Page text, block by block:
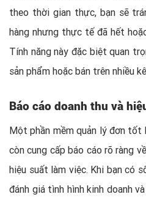
theo thời gian thực, bạn sẽ
hàng nhưng thực tế đã hết
Tính năng này đặc biệt quan
sản phẩm hoặc bán trên nhiều
Báo cáo doanh thu và
Một phần mềm quản lý đơn
còn cung cấp báo cáo rõ ràng
hiệu suất làm việc. Khi bạn có
đánh giá tình hình kinh doanh